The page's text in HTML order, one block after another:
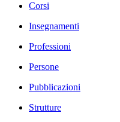
Corsi
Insegnamenti
Professioni
Persone
Pubblicazioni
Strutture